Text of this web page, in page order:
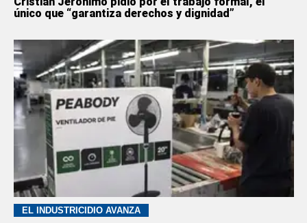
único que “garantiza derechos y dignidad”
EL INDUSTRICIDIO AVANZA